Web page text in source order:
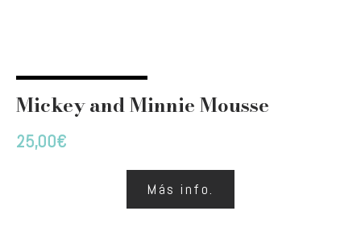
Mickey and Minnie Mousse
25,00€
Más info.